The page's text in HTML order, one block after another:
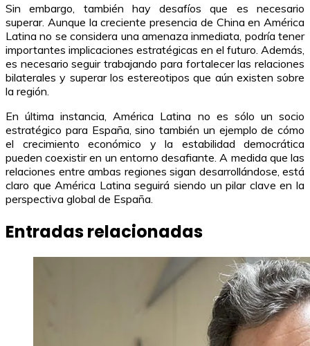
Sin embargo, también hay desafíos que es necesario
superar. Aunque la creciente presencia de China en América
Latina no se considera una amenaza inmediata, podría tener
importantes implicaciones estratégicas en el futuro. Además,
es necesario seguir trabajando para fortalecer las relaciones
bilaterales y superar los estereotipos que aún existen sobre
la región.
En última instancia, América Latina no es sólo un socio
estratégico para España, sino también un ejemplo de cómo
el crecimiento económico y la estabilidad democrática
pueden coexistir en un entorno desafiante. A medida que las
relaciones entre ambas regiones sigan desarrollándose, está
claro que América Latina seguirá siendo un pilar clave en la
perspectiva global de España.
Entradas relacionadas